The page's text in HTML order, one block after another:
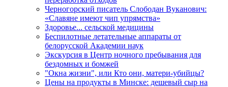
Черногорский писатель Слободан Вуканович:
«Славяне имеют чип упрямства»
Здоровье... сельской медицины
Беспилотные летательные аппараты от
белорусской Академии наук
Экскурсия в Центр ночного пребывания для
бездомных и бомжей
"Окна жизни", или Кто они, матери-убийцы?
Цены на продукты в Минске: дешевый сыр на